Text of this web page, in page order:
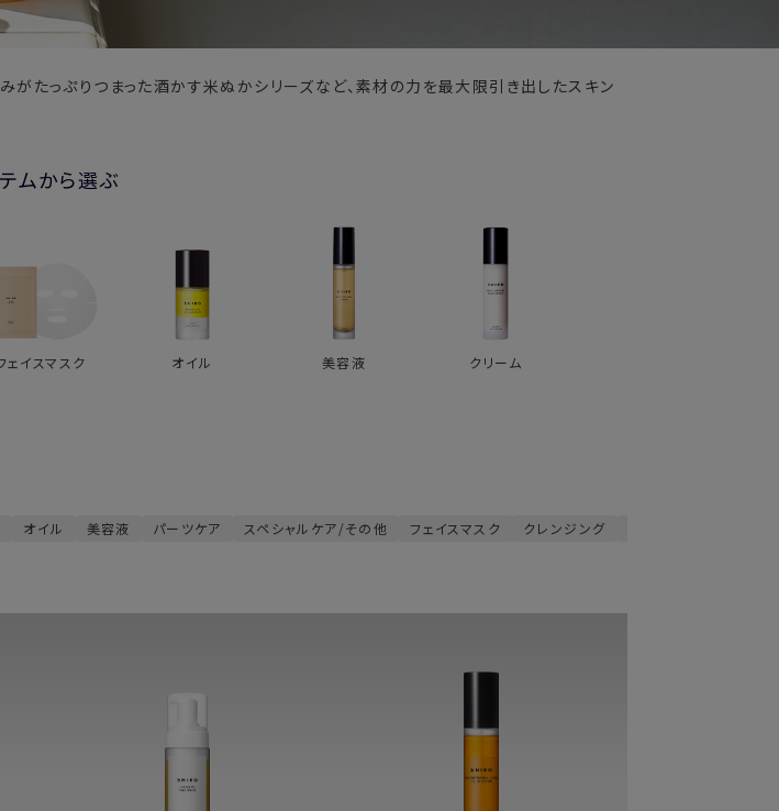
がたっぷりつまった酒かす米ぬかシリーズなど、素材の力を最大限引き出したスキン
ムから選ぶ
ェイスマスク オイル 美容液 クリーム
オイル 美容液 パーツケア スペシャルケア/その他 フェイスマスク クレンジング